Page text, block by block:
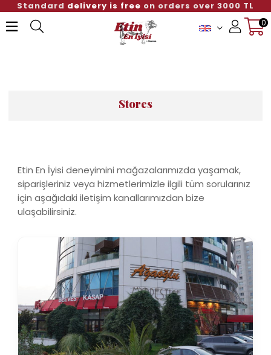
Standard delivery is free on orders over 3000 TL
0
Stores
Etin En İyisi deneyimini mağazalarımızda yaşamak,
siparişleriniz veya hizmetlerimizle ilgili tüm sorularınız
için aşağıdaki iletişim kanallarımızdan bize
ulaşabilirsiniz.